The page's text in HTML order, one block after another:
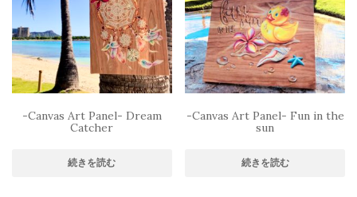
-Canvas Art Panel- Dream
Catcher
続きを読む
-Canvas Art Panel- Fun in the
sun
続きを読む